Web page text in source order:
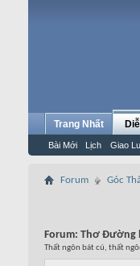
Trang Nhất
Bài Mới Lịch Giao
Forum Góc
Forum: Thơ Đường
Thất ngôn bát cú, thất